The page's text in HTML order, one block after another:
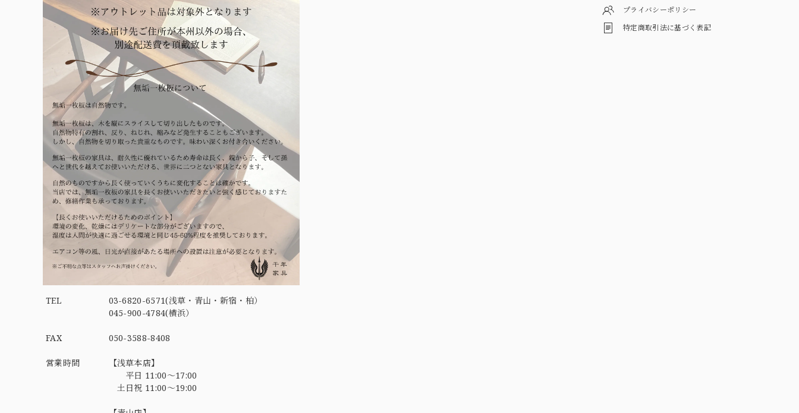
TEL
03-6820-6571(浅草・青山・新宿・柏）
045-900-4784(横浜）
FAX 050-3588-8408
営業時間
【浅草本店】
平日 11:00～17:00
土日祝 11:00～19:00
プライバシーポリシー
特定商取引法に基づく表記